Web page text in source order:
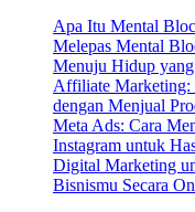
Apa Itu Mental
Melepas Mental
Menuju Hidup
Affiliate Marketing:
dengan Menjual
Meta Ads: Cara
Instagram untuk
Digital Marketing
Bisnismu Secara